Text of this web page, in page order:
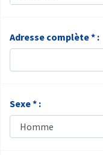
Adresse complète * :
Sexe * :